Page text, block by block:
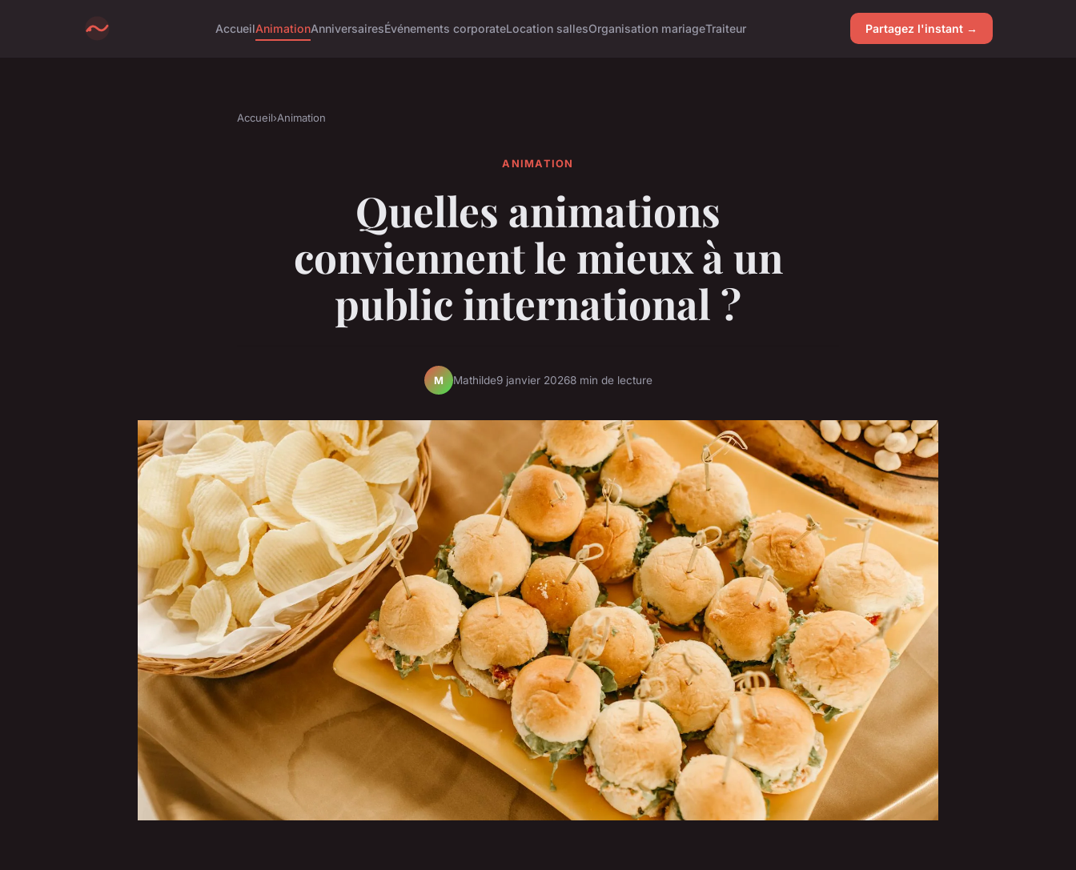
AccueilAnimationAnniversairesÉvénements corporateLocation sallesOrganisation mariageTraiteur Partagez l'instant →
Accueil›Animation
ANIMATION
Quelles animations
conviennent le mieux à un
public international ?
M Mathilde9 janvier 20268 min de lecture